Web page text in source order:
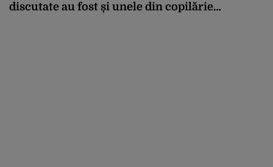
discutate au fost și unele din copilărie…